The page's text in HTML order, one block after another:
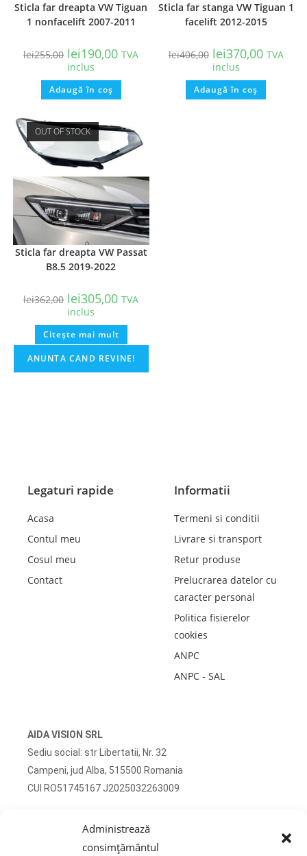
Administrează
consimțământul
Sticla far dreapta VW Tiguan
1 nonfacelift 2007-2011
lei255,00 lei190,00 TVA
inclus
Adaugă în coș
Sticla far stanga VW Tiguan 1
facelift 2012-2015
lei406,00 lei370,00 TVA
inclus
Adaugă în coș
OUT OF STOCK
Sticla far dreapta VW Passat
B8.5 2019-2022
lei362,00 lei305,00 TVA
inclus
Citește mai mult
Legaturi rapide
Acasa
Contul meu
Cosul meu
Contact
Informatii
Termeni si conditii
Livrare si transport
Retur produse
Prelucrarea datelor cu
caracter personal
Politica fisierelor
cookies
ANPC
ANPC - SAL
AIDA VISION SRL
Sediu social: str Libertatii, Nr. 32
Campeni, jud Alba, 515500 Romania
CUI RO51745167 J2025032263009